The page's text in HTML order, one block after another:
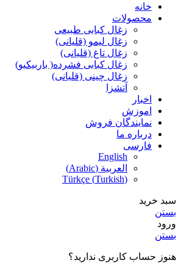
خانه
محصولات
زغال کبابی طبیعی
زغال لیمو (قلیانی)
زغال تاغ (قلیانی)
زغال کبابی فشرده( باربیکیو)
زغال چینی (قلیانی)
آتشزا
اخبار
اموزش
نمایندگان فروش
درباره ما
فارسی
English
العربية (
Arabic
)
Türkçe (Turkish)
سبد خرید
بستن
ورود
بستن
هنوز حساب کاربری ندارید؟